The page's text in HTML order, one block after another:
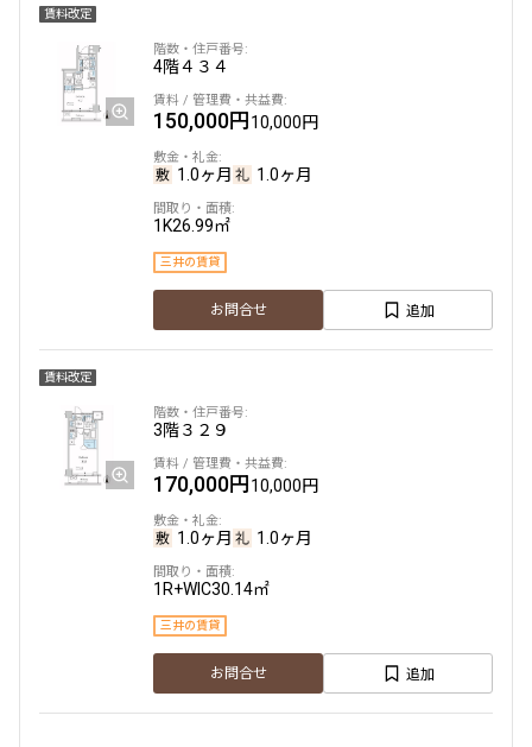
賃料改定
4階４３４
150,000円10,000円
1.0ヶ月 1.0ヶ月
1K26.99㎡
三井の賃貸
お問合せ 追加
賃料改定
3階３２９
170,000円10,000円
1.0ヶ月 1.0ヶ月
1R+WIC30.14㎡
三井の賃貸
お問合せ 追加